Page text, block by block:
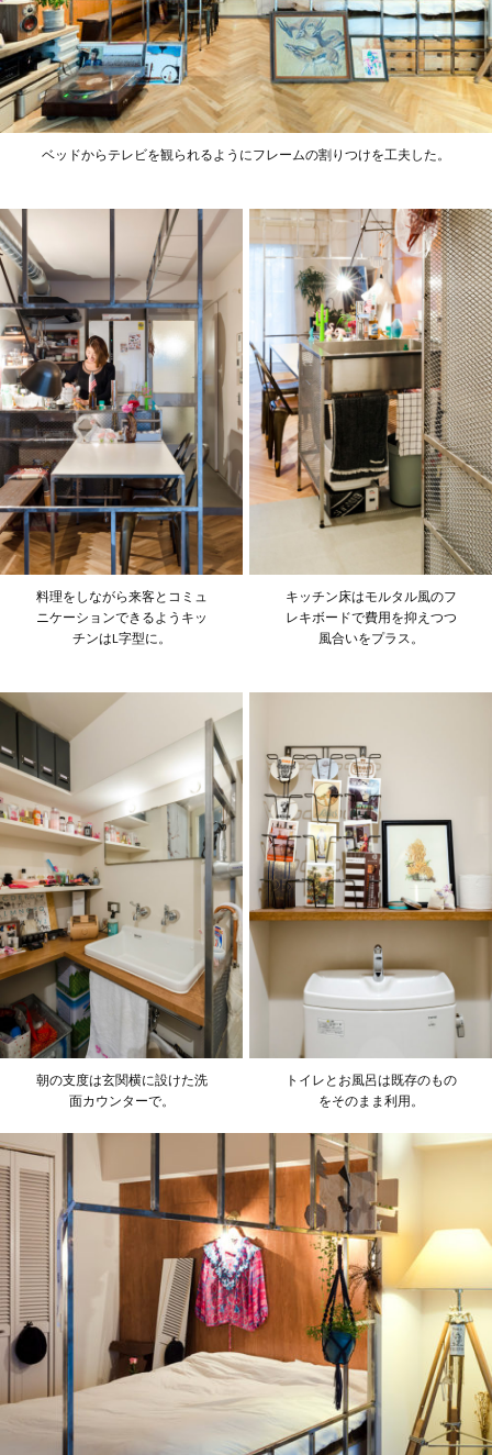
ベッドからテレビを観られるようにフレームの割りつけを工夫した。
料理をしながら来客とコミュ
ニケーションできるようキッ
チンはL字型に。
キッチン床はモルタル風のフ
レキボードで費用を抑えつつ
風合いをプラス。
朝の支度は玄関横に設けた洗
面カウンターで。
トイレとお風呂は既存のもの
をそのまま利用。